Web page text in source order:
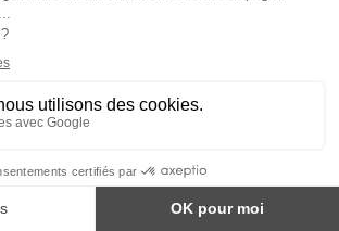
AU MOINS CINQ FRUITS ET LÉGUMES PAR JOUR -
doivent être utilisés dans le cadre d'un mode de vie sain et
substituts d'un régimes alimentaire varié et équilibré.